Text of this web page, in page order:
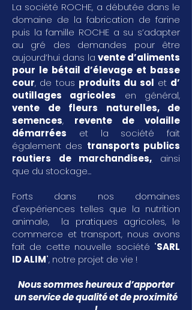
La société ROCHE, a débutée dans le
domaine de la fabrication de farine
puis la famille ROCHE a su s’adapter
au gré des demandes pour être
aujourd’hui dans la vente d’aliments
pour le bétail d’élevage et basse
cour, de tous produits du sol et d’
outillages agricoles en général,
vente de fleurs naturelles, de
semences, revente de volaille
démarrées et la société fait
également des transports publics
routiers de marchandises, ainsi
que du stockage...
Forts dans nos domaines
d'expériences telles que la nutrition
animale, la pratiques agricoles, le
commerce et transport, nous avons
fait de cette nouvelle société "SARL
ID ALIM", notre projet de vie !
Nous sommes heureux d’apporter
un service de qualité et de proximité